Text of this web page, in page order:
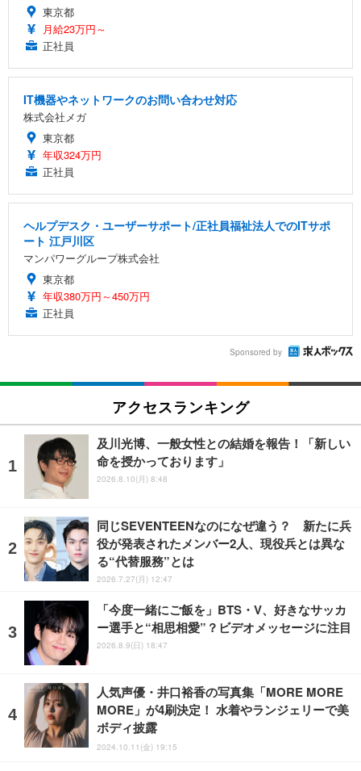
東京都
月給23万円～
正社員
IT機器やネットワークのお問い合わせ対応
株式会社メガ
東京都
年収324万円
正社員
ヘルプデスク・ユーザーサポート/正社員福祉法人でのITサポ
ート 江戸川区
マンパワーグループ株式会社
東京都
年収380万円～450万円
正社員
Sponsored by
アクセスランキング
及川光博、一般女性との結婚を報告！「新しい
命を授かっております」
2026.8.10(月) 8:48
同じSEVENTEENなのになぜ違う？ 新たに兵
役が発表されたメンバー2人、現役兵とは異な
る“代替服務”とは
2026.7.27(月) 12:47
「今度一緒にご飯を」BTS・V、好きなサッカ
ー選手と“相思相愛”？ビデオメッセージに注目
2026.8.9(日) 18:47
人気声優・井口裕香の写真集「MORE MORE
MORE」が4刷決定！ 水着やランジェリーで美
ボディ披露
2024.10.11(金) 19:15